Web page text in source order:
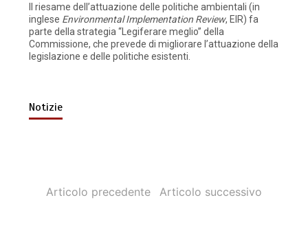
Il riesame dell’attuazione delle politiche ambientali (in
inglese Environmental Implementation Review, EIR) fa
parte della strategia “Legiferare meglio” della
Commissione, che prevede di migliorare l’attuazione della
legislazione e delle politiche esistenti.
Notizie
Articolo precedente Articolo successivo